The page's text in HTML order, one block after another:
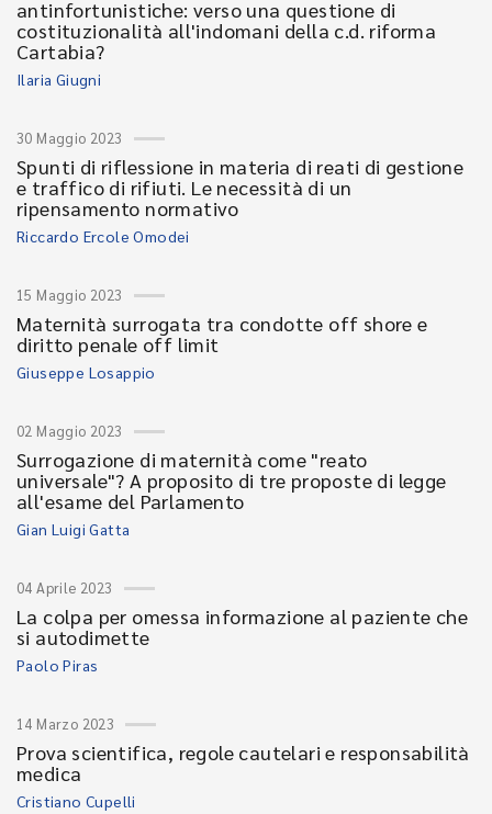
antinfortunistiche: verso una questione di
costituzionalità all'indomani della c.d. riforma
Cartabia?
Ilaria Giugni
30 Maggio 2023
Spunti di riflessione in materia di reati di gestione
e traffico di rifiuti. Le necessità di un
ripensamento normativo
Riccardo Ercole Omodei
15 Maggio 2023
Maternità surrogata tra condotte off shore e
diritto penale off limit
Giuseppe Losappio
02 Maggio 2023
Surrogazione di maternità come "reato
universale"? A proposito di tre proposte di legge
all'esame del Parlamento
Gian Luigi Gatta
04 Aprile 2023
La colpa per omessa informazione al paziente che
si autodimette
Paolo Piras
14 Marzo 2023
Prova scientifica, regole cautelari e responsabilità
medica
Cristiano Cupelli